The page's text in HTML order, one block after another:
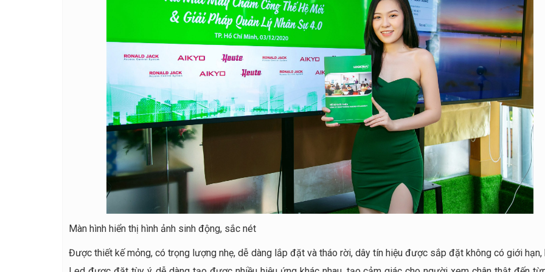
Màn hình hiển thị hình ảnh sinh động, sắc nét
Được thiết kế mỏng, có trọng lượng nhẹ, dễ dàng lắp đặt và tháo rời, dây tín hiệu được sắp đặt không có giới hạn,